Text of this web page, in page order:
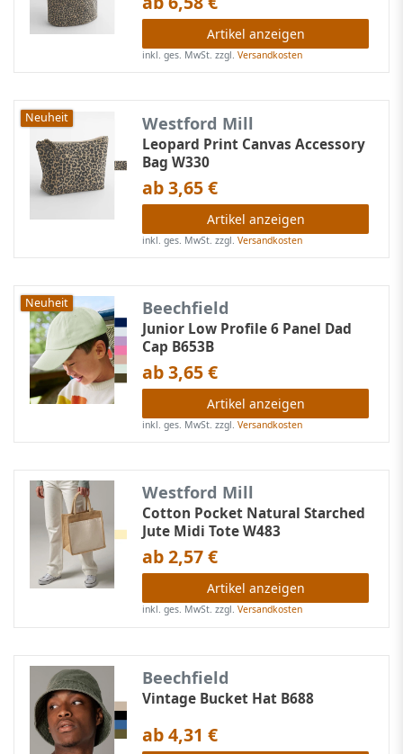
Artikel anzeigen
inkl. ges. MwSt. zzgl.Versandkosten
Neuheit Westford Mill
Leopard Print Canvas Accessory
Bag W330
ab 3,65 €
Artikel anzeigen
inkl. ges. MwSt. zzgl.Versandkosten
Neuheit Beechfield
Junior Low Profile 6 Panel Dad
Cap B653B
ab 3,65 €
Artikel anzeigen
inkl. ges. MwSt. zzgl.Versandkosten
Westford Mill
Cotton Pocket Natural Starched
Jute Midi Tote W483
ab 2,57 €
Artikel anzeigen
inkl. ges. MwSt. zzgl.Versandkosten
Beechfield
Vintage Bucket Hat B688
ab 4,31 €